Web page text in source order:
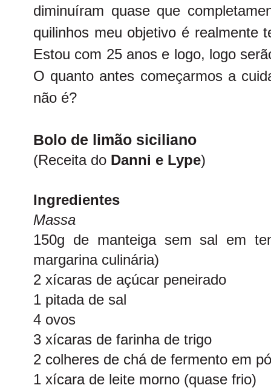
diminuíram quase que
quilinhos meu objetivo é realmente
Estou com 25 anos e logo, logo
O quanto antes começarmos a
não é?
Bolo de limão siciliano
(Receita do Danni e Lype)
Ingredientes
Massa
150g de manteiga sem sal em
margarina culinária)
2 xícaras de açúcar peneirado
1 pitada de sal
4 ovos
3 xícaras de farinha de trigo
2 colheres de chá de fermento em pó
1 xícara de leite morno (quase frio)